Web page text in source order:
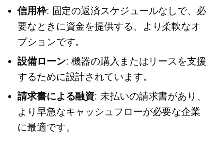
信用枠: 固定の返済スケジュールなしで、必
要なときに資金を提供する、より柔軟なオ
プションです。
設備ローン: 機器の購入またはリースを支援
するために設計されています。
請求書による融資: 未払いの請求書があり、
より早急なキャッシュフローが必要な企業
に最適です。